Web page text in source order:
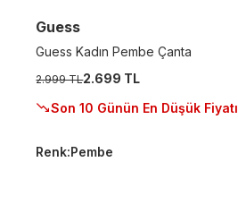
Guess
Guess Kadın Pembe Çanta
2.999 TL2.699 TL
Son 10 Günün En Düşük Fiyatı
Renk:Pembe